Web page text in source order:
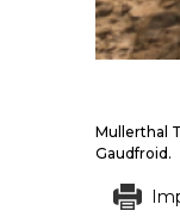
Mullerthal
Gaudfroid.